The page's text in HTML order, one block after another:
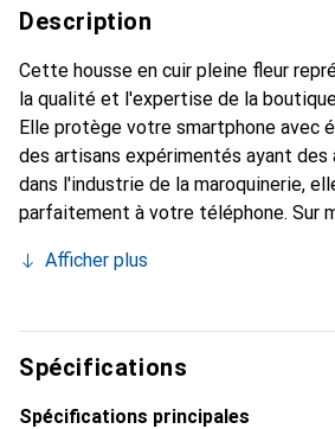
Description
Cette housse en cuir pleine fleur
la qualité et l'expertise de la
Elle protège votre smartphone avec
des artisans expérimentés ayant des
dans l'industrie de la maroquinerie,
parfaitement à votre téléphone. Sur
un accessoire chic et indispensable
produits de haute qualité, la marque
fiable pour une clientèle exigeante.
Afficher plus
Spécifications
Spécifications principales